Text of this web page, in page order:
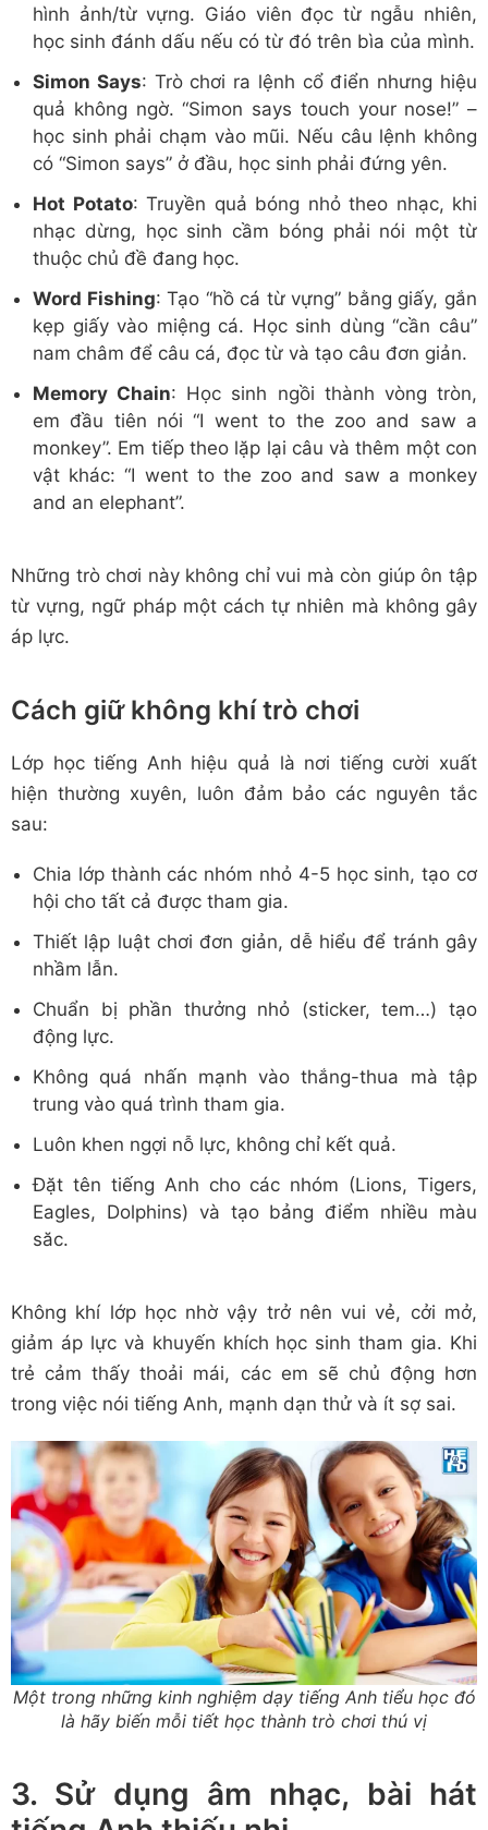
hình ảnh/từ vựng. Giáo viên đọc từ ngẫu nhiên,
học sinh đánh dấu nếu có từ đó trên bìa của mình.
Simon Says: Trò chơi ra lệnh cổ điển nhưng hiệu
quả không ngờ. “Simon says touch your nose!” –
học sinh phải chạm vào mũi. Nếu câu lệnh không
có “Simon says” ở đầu, học sinh phải đứng yên.
Hot Potato: Truyền quả bóng nhỏ theo nhạc, khi
nhạc dừng, học sinh cầm bóng phải nói một từ
thuộc chủ đề đang học.
Word Fishing: Tạo “hồ cá từ vựng” bằng giấy, gắn
kẹp giấy vào miệng cá. Học sinh dùng “cần câu”
nam châm để câu cá, đọc từ và tạo câu đơn giản.
Memory Chain: Học sinh ngồi thành vòng tròn,
em đầu tiên nói “I went to the zoo and saw a
monkey”. Em tiếp theo lặp lại câu và thêm một con
vật khác: “I went to the zoo and saw a monkey
and an elephant”.
Những trò chơi này không chỉ vui mà còn giúp ôn tập
từ vựng, ngữ pháp một cách tự nhiên mà không gây
áp lực.
Cách giữ không khí trò chơi
Lớp học tiếng Anh hiệu quả là nơi tiếng cười xuất
hiện thường xuyên, luôn đảm bảo các nguyên tắc
sau:
Chia lớp thành các nhóm nhỏ 4-5 học sinh, tạo cơ
hội cho tất cả được tham gia.
Thiết lập luật chơi đơn giản, dễ hiểu để tránh gây
nhầm lẫn.
Chuẩn bị phần thưởng nhỏ (sticker, tem…) tạo
động lực.
Không quá nhấn mạnh vào thắng-thua mà tập
trung vào quá trình tham gia.
Luôn khen ngợi nỗ lực, không chỉ kết quả.
Đặt tên tiếng Anh cho các nhóm (Lions, Tigers,
Eagles, Dolphins) và tạo bảng điểm nhiều màu
săc.
Không khí lớp học nhờ vậy trở nên vui vẻ, cởi mở,
giảm áp lực và khuyến khích học sinh tham gia. Khi
trẻ cảm thấy thoải mái, các em sẽ chủ động hơn
trong việc nói tiếng Anh, mạnh dạn thử và ít sợ sai.
Một trong những kinh nghiệm dạy tiếng Anh tiểu học đó
là hãy biến mỗi tiết học thành trò chơi thú vị
3. Sử dụng âm nhạc, bài hát